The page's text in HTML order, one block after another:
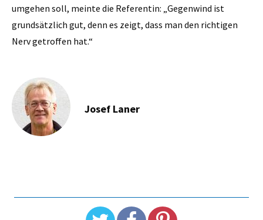
umgehen soll, meinte die Referentin: „Gegenwind ist
grundsätzlich gut, denn es zeigt, dass man den richtigen
Nerv getroffen hat.“
Josef Laner